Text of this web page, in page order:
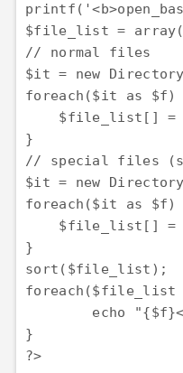
$file_list =
// normal files
$it = new
foreach($it as $f)
$file_list[] =
}
// special files
$it = new
foreach($it as $f)
$file_list[] =
}
sort($file_list);
foreach($file_list
echo
}